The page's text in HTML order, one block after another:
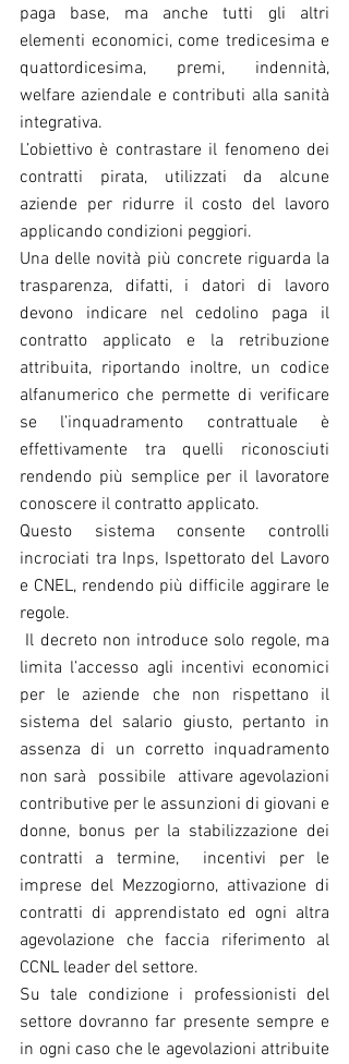
paga base, ma anche tutti gli altri
elementi economici, come tredicesima e
quattordicesima, premi, indennità,
welfare aziendale e contributi alla sanità
integrativa.
L’obiettivo è contrastare il fenomeno dei
contratti pirata, utilizzati da alcune
aziende per ridurre il costo del lavoro
applicando condizioni peggiori.
Una delle novità più concrete riguarda la
trasparenza, difatti, i datori di lavoro
devono indicare nel cedolino paga il
contratto applicato e la retribuzione
attribuita, riportando inoltre, un codice
alfanumerico che permette di verificare
se l’inquadramento contrattuale è
effettivamente tra quelli riconosciuti
rendendo più semplice per il lavoratore
conoscere il contratto applicato.
Questo sistema consente controlli
incrociati tra Inps, Ispettorato del Lavoro
e CNEL, rendendo più difficile aggirare le
regole.
Il decreto non introduce solo regole, ma
limita l’accesso agli incentivi economici
per le aziende che non rispettano il
sistema del salario giusto, pertanto in
assenza di un corretto inquadramento
non sarà  possibile  attivare agevolazioni
contributive per le assunzioni di giovani e
donne, bonus per la stabilizzazione dei
contratti a termine,  incentivi per le
imprese del Mezzogiorno, attivazione di
contratti di apprendistato ed ogni altra
agevolazione che faccia riferimento al
CCNL leader del settore.
Su tale condizione i professionisti del
settore dovranno far presente sempre e
in ogni caso che le agevolazioni attribuite